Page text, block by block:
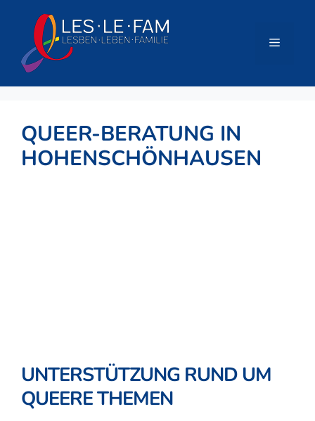
springen
Menü
QUEER-BERATUNG IN
HOHENSCHÖNHAUSEN
UNTERSTÜTZUNG RUND UM
QUEERE THEMEN